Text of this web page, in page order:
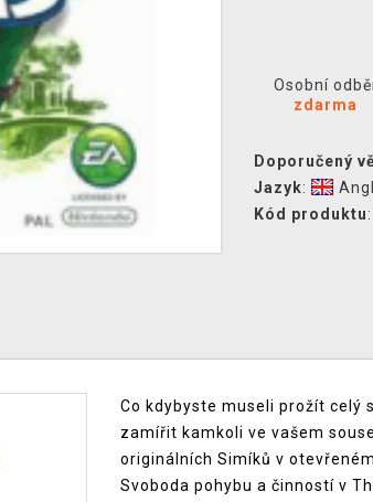
Osobní
zdarma
Doporučený
Jazyk:
Kód produktu
Co kdybyste museli prožít celý
zamířit kamkoli ve vašem
originálních Simíků v
Svoboda pohybu a činností v